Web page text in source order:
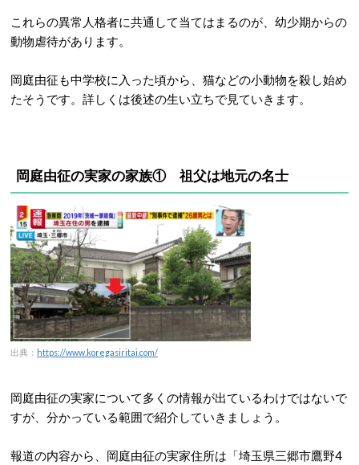
これらの異常人格者に共通して当てはまるのが、幼少期からの
動物虐待があります。
岡庭由征も中学校に入った頃から、猫などの小動物を殺し始め
たそうです。詳しくは後述の生い立ちで見ていきます。
岡庭由征の実家の家族① 祖父は地元の名士
出典： https://www.koregasiritai.com/
岡庭由征の実家について多くの情報が出ているわけではないで
すが、分かっている範囲で紹介していきましょう。
報道の内容から、岡庭由征の実家住所は「埼玉県三郷市鷹野4